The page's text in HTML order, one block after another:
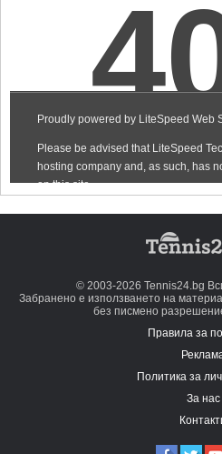
© 2003-2026 Tennis24.bg
Забранено е използването на
без писмено
Правила за
Политика за
За нас